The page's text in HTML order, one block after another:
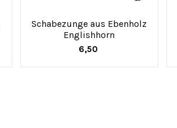
Schabezunge aus Ebenholz
Englishhorn
6,50